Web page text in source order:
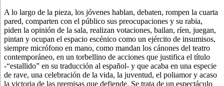
A lo largo de la pieza, los jóvenes hablan, debaten, rompen la cuarta
pared, comparten con el público sus preocupaciones y su rabia,
piden la opinión de la sala, realizan votaciones, bailan, ríen, juegan,
pintan y ocupan el espacio escénico como un ejército de insumisos,
siempre micrófono en mano, como mandan los cánones del teatro
contemporáneo, en un torbellino de acciones que justifica el título
-“estallido” en su traducción al español- y que acaba en una especie
de rave, una celebración de la vida, la juventud, el poliamor y acaso
la victoria de las premisas que defiende. Se trata de un espectáculo